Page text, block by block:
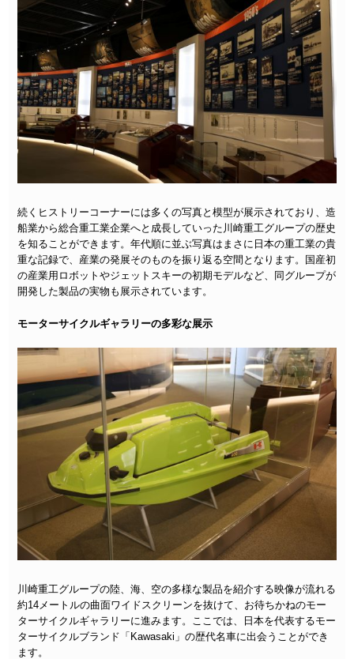
続くヒストリーコーナーには多くの写真と模型が展示されており、造
船業から総合重工業企業へと成長していった川崎重工グループの歴史
を知ることができます。年代順に並ぶ写真はまさに日本の重工業の貴
重な記録で、産業の発展そのものを振り返る空間となります。国産初
の産業用ロボットやジェットスキーの初期モデルなど、同グループが
開発した製品の実物も展示されています。
モーターサイクルギャラリーの多彩な展示
川崎重工グループの陸、海、空の多様な製品を紹介する映像が流れる
約14メートルの曲面ワイドスクリーンを抜けて、お待ちかねのモー
ターサイクルギャラリーに進みます。ここでは、日本を代表するモー
ターサイクルブランド「Kawasaki」の歴代名車に出会うことができ
ます。